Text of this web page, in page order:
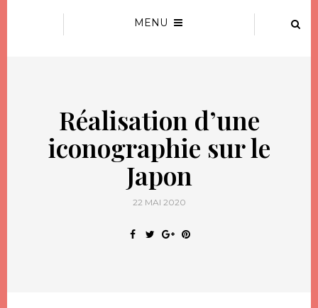
MENU
Réalisation d’une
iconographie sur le
Japon
22 MAI 2020